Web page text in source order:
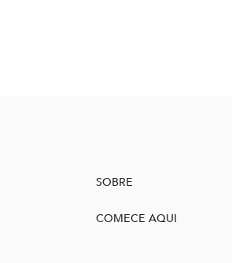
SOBRE
COMECE AQUI